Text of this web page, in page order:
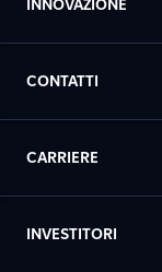
INNOVAZIONE
CONTATTI
CARRIERE
INVESTITORI